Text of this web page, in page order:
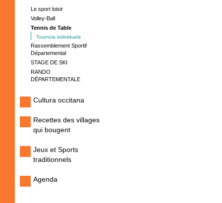
Le sport loisir
Volley-Ball
Tennis de Table
Tournois individuels
Rassemblement Sportif
Départemental
STAGE DE SKI
RANDO
DÉPARTEMENTALE
Cultura occitana
Recettes des villages
qui bougent
Jeux et Sports
traditionnels
Agenda